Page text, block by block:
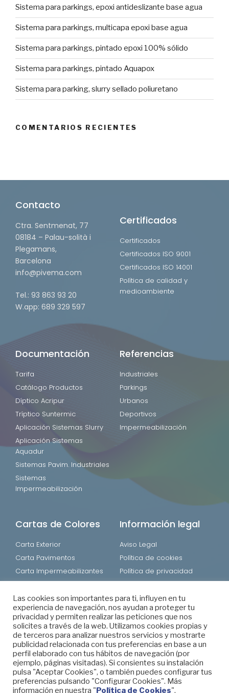
Sistema para parkings, epoxi antideslizante base agua
Sistema para parkings, multicapa epoxi base agua
Sistema para parkings, pintado epoxi 100% sólido
Sistema para parkings, pintado Aquapox
Sistema para parking, slurry sellado poliuretano
COMENTARIOS RECIENTES
Contacto
Ctra. Sentmenat, 77
08184 – Palau-solità i
Plegamans,
Barcelona
info@pivema.com
Tel.: 93 863 93 20
W.app: 689 329 597
Certificados
Certificados
Certificados ISO 9001
Certificados ISO 14001
Política de calidad y
medioambiente
Documentación
Tarifa
Catálogo Productos
Díptico Acripur
Tríptico Suntermic
Aplicación Sistemas Slurry
Aplicación Sistemas
Aquadur
Sistemas Pavim. Industriales
Sistemas
Impermeabilización
Referencias
Industriales
Parkings
Urbanos
Deportivos
Impermeabilización
Cartas de Colores
Carta Exterior
Carta Pavimentos
Carta Impermeabilizantes
Información legal
Aviso Legal
Política de cookies
Política de privacidad
PIVEMA © Todos los derechos reservados.
Hecho por IBXAGENCY
Las cookies son importantes para ti, influyen en tu
experiencia de navegación, nos ayudan a proteger tu
privacidad y permiten realizar las peticiones que nos
solicites a través de la web. Utilizamos cookies propias y
de terceros para analizar nuestros servicios y mostrarte
publicidad relacionada con tus preferencias en base a un
perfil elaborado con tus hábitos de navegación (por
ejemplo, páginas visitadas). Si consientes su instalación
pulsa "Aceptar Cookies", o también puedes configurar tus
preferencias pulsando "Configurar Cookies". Más
información en nuestra "Política de Cookies".